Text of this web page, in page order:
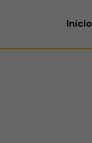
Início